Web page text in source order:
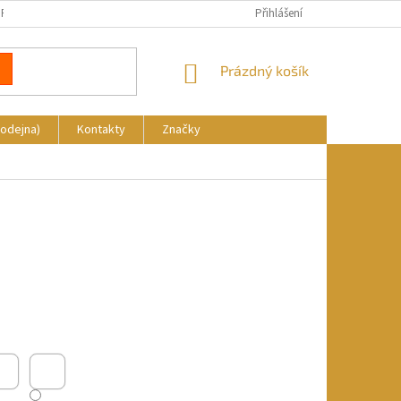
REKLAMACE KDE NÁS NAJDETE
Přihlášení
NÁKUPNÍ
Prázdný košík
Kontakty
Značky